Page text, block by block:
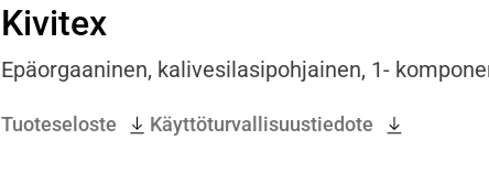
Kivitex
Epäorgaaninen, kalivesilasipohjainen, 1-
Tuoteseloste Käyttöturvallisuustiedote